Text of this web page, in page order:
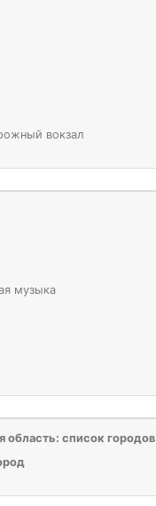
вокзал
музыка
область: список городов